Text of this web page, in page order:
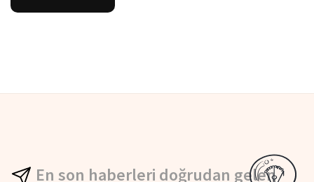
En son haberleri doğrudan gelen